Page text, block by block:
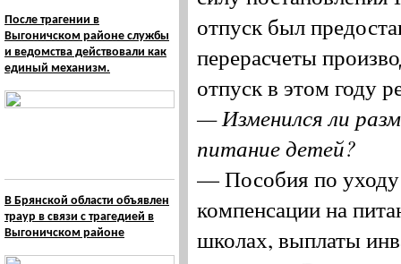
После трагении в
Выгоничском районе службы
и ведомства действовали как
единый механизм.
В Брянской области объявлен
траур в связи с трагедией в
Выгоничском районе
отпуск был
перерасчеты
отпуск в этом году
— Изменился ли
питание детей?
— Пособия по уходу
компенсации на
школах, выплаты